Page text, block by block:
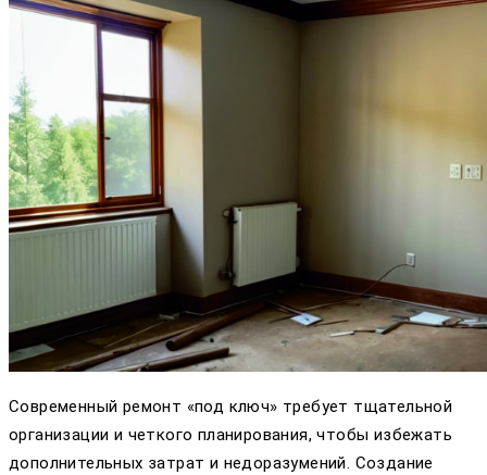
Современный ремонт «под ключ» требует тщательной
организации и четкого планирования, чтобы избежать
дополнительных затрат и недоразумений. Создание